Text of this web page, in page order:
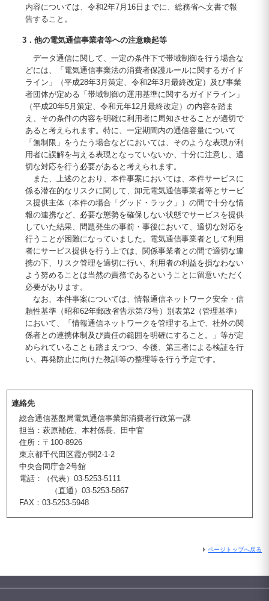
内容については、令和2年7月16日までに、総務省へ文書で報
告すること。
3．他の電気通信事業者等への注意喚起等
データ通信に関して、一定の条件下で帯域制御を行う場合な
どには、「電気通信事業法の消費者保護ルールに関するガイド
ライン」（平成28年3月策定、令和2年3月最終改定）及び事業
者団体が定める「帯域制御の運用基準に関するガイドライン」
（平成20年5月策定、令和元年12月最終改定）の内容を踏ま
え、その条件の内容を明確に利用者に周知させることが適切で
あると考えられます。特に、一定期間内の通信容量について
「無制限」をうたう場合などにおいては、そのような表現が利
用者に誤解を与える表現となっていないか、十分に注意し、適
切な対応を行う必要があると考えられます。
また、上述のとおり、本件事案においては、本件サービスに
係る潜在的なリスクに関して、卸元電気通信事業者等とサービ
ス提供主体（本件の場合「グッド・ラック」）の間で十分な情
報の連携など、必要な態勢を確保しない状態でサービスを提供
していた結果、問題発生の事前・事後において、適切な対応を
行うことが困難になっていました。電気通信事業者として利用
者にサービス提供を行う上では、関係事業者との間で適切な連
携の下、リスク管理を適切に行い、利用者の利益を損なわない
よう努めることは当然の責務であるということに留意いただく
必要があります。
なお、本件事案については、情報通信ネットワーク安全・信
頼性基準（昭和62年郵政省告示第73号）別表第2（管理基準）
において、「情報通信ネットワークを管理する上で、社外の関
係者との連携体制及び責任の範囲を明確にすること。」等が定
められていることも踏まえつつ、今後、第三者による検証を行
い、再発防止に向けた教訓等の整理等を行う予定です。
連絡先
総合通信基盤局電気通信事業部消費者行政第一課
担当：萩原補佐、本村係長、田中官
住所：〒100-8926
東京都千代田区霞が関2-1-2
中央合同庁舎2号館
電話：（代表）03-5253-5111
（直通）03-5253-5867
FAX：03-5253-5948
ページトップへ戻る